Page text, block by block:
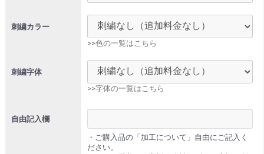
刺繍カラー
>>色の一覧はこちら
刺繍字体
>>字体の一覧はこちら
自由記入欄
・ご購入品の「加工について」自由にご記入く
ださい。